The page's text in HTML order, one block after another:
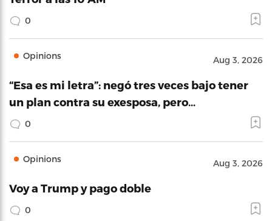
0
Opinions Aug 3, 2026
“Esa es mi letra”: negó tres veces bajo tener
un plan contra su exesposa, pero…
0
Opinions Aug 3, 2026
Voy a Trump y pago doble
0